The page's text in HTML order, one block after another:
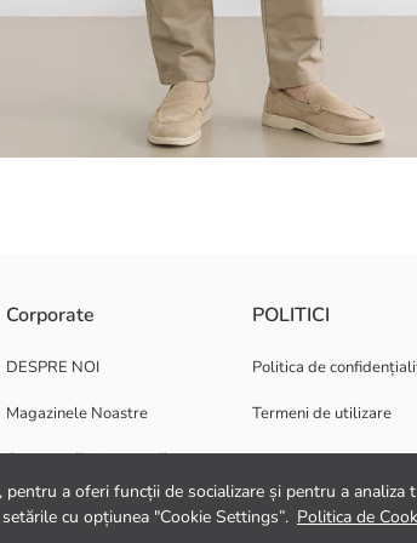
a oferi funcții de socializare și pentru a analiza
cu opțiunea "Cookie Settings”. Politica de
Corporate
DESPRE NOI
Magazinele Noastre
Oportunități de carieră
Suport corporativ
POLITICI
Politica de
Termeni de utilizare